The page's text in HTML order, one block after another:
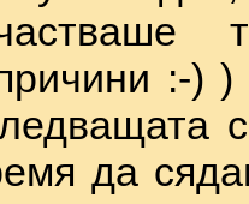
:-)
да